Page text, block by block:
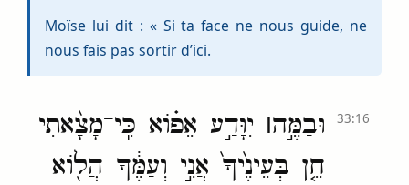
Moïse lui dit : « Si ta face ne nous guide, ne
nous fais pas sortir d’ici.
וּבַמֶּ֣ה׀ יִוָּדַ֣ע אֵפ֗וֹא כִּֽי־מָצָ֨אתִי
חֵ֤ן בְּעֵינֶ֙יךָ֙ אֲנִ֣י וְעַמֶּ֔ךָ הֲל֖וֹא
33:16